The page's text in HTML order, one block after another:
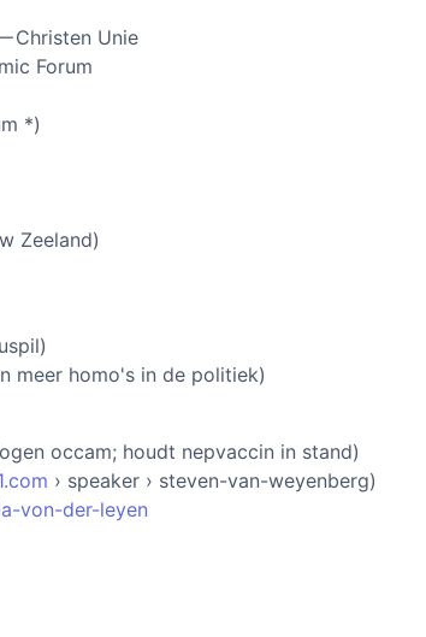
Christen Unie
Forum
*)
Zeeland)
meer homo's in de politiek)
occam; houdt nepvaccin in stand)
› speaker › steven-van-weyenberg)
von-der-leyen